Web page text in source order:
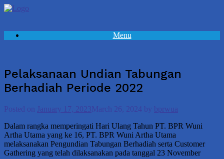
Skip
Menu
Pelaksanaan Undian Tabungan
Berhadiah Periode 2022
Posted on January 17, 2023March 26, 2024 by bprwua
Dalam rangka memperingati Hari Ulang Tahun PT. BPR Wuni
Artha Utama yang ke 16, PT. BPR Wuni Artha Utama
melaksanakan Pengundian Tabungan Berhadiah serta Customer
Gathering yang telah dilaksanakan pada tanggal 23 November